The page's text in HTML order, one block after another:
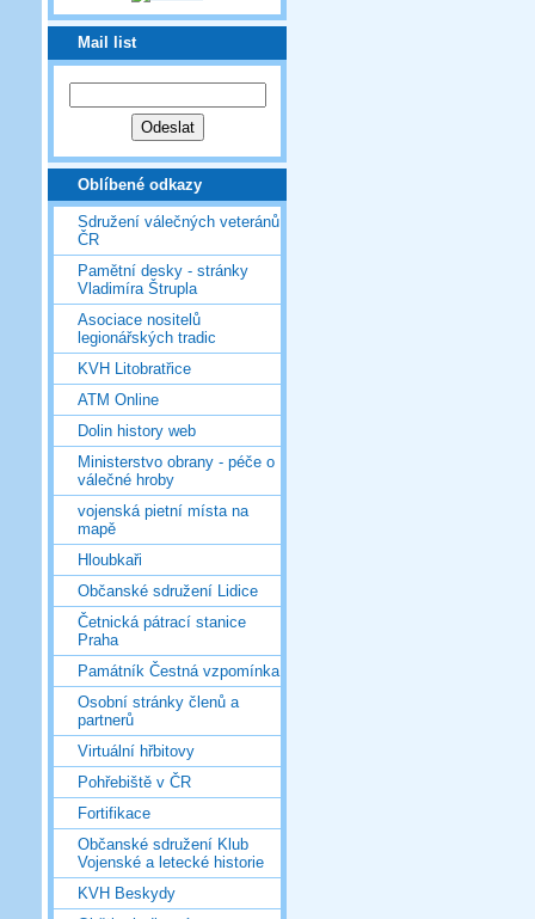
Mail list
Oblíbené odkazy
Sdružení válečných veteránů
ČR
Pamětní desky - stránky
Vladimíra Štrupla
Asociace nositelů
legionářských tradic
KVH Litobratřice
ATM Online
Dolin history web
Ministerstvo obrany - péče o
válečné hroby
vojenská pietní místa na
mapě
Hloubkaři
Občanské sdružení Lidice
Četnická pátrací stanice
Praha
Památník Čestná vzpomínka
Osobní stránky členů a
partnerů
Virtuální hřbitovy
Pohřebiště v ČR
Fortifikace
Občanské sdružení Klub
Vojenské a letecké historie
KVH Beskydy